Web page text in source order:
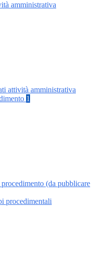
amministrativa
attività amministrativa
1
(da pubblicare
procedimentali